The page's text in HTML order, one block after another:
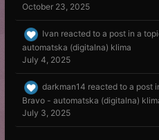
October 23, 2025
Ivan reacted to a post in a
automatska (digitalna) klima
July 4, 2025
darkman14 reacted to a post
Bravo - automatska (digitalna)
July 3, 2025